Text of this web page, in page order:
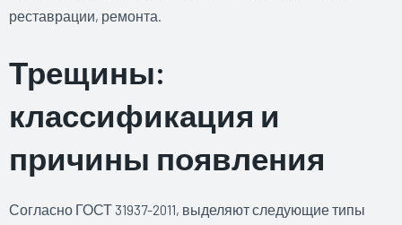
реставрации, ремонта.
Трещины:
классификация и
причины появления
Согласно ГОСТ 31937-2011, выделяют следующие типы